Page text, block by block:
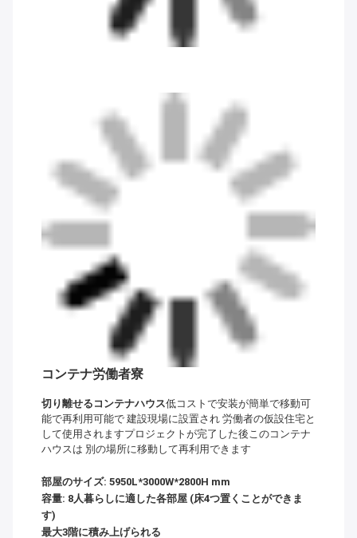
コンテナ労働者寮
切り離せるコンテナハウス低コストで安装が簡単で移動可
能で再利用可能で 建設現場に設置され 労働者の仮設住宅と
して使用されますプロジェクトが完了した後このコンテナ
ハウスは 別の場所に移動して再利用できます
部屋のサイズ: 5950L*3000W*2800H mm
容量: 8人暮らしに適した各部屋 (床4つ置くことができま
す)
最大3階に積み上げられる